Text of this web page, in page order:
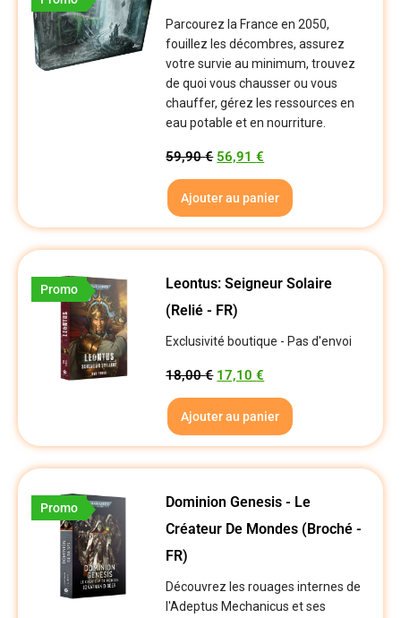
Parcourez la France en 2050,
fouillez les décombres, assurez
votre survie au minimum, trouvez
de quoi vous chausser ou vous
chauffer, gérez les ressources en
eau potable et en nourriture.
59,90€ 56,91€
Ajouter au panier
Promo
Leontus: Seigneur Solaire
(Relié - FR)
Exclusivité boutique - Pas d'envoi
18,00€ 17,10€
Ajouter au panier
Promo
Dominion Genesis - Le
Créateur De Mondes (broché -
FR)
Découvrez les rouages internes de
l'Adeptus Mechanicus et ses